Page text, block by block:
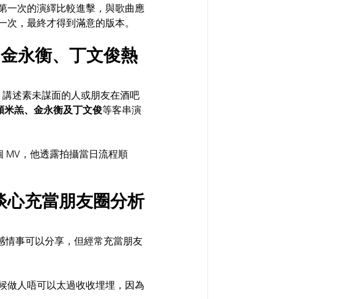
一次的演繹比較進擊，與歌曲應
，最終才得到滿意的版本。
永衡、丁文俊熱
述素未謀面的人或朋友在酒吧
米羔、金永衡及丁文俊等客串演
MV，他透露拍攝當日流程順
心充當朋友圈分析
情事可以分享，但經常充當朋友
做人唔可以太過收收埋埋，因為